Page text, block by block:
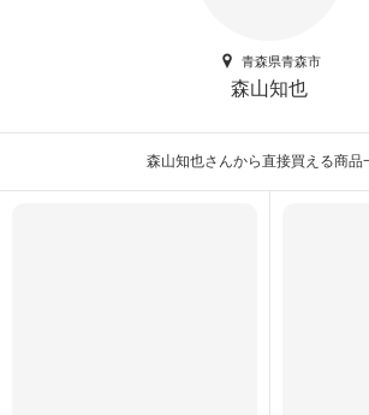
青森県青森市
森山知也
森山知也さんから直接買える商品